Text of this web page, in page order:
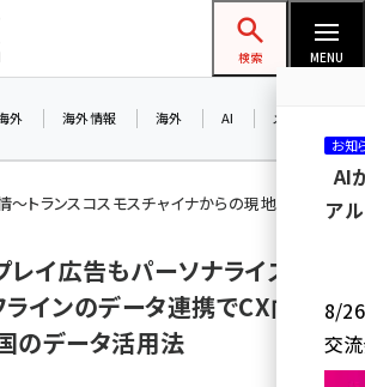
ネットショップ担当者フォーラム
検索 MENU
外 海外情報 海外 AI メタバース
トランスコスモスチャイナからの現地レポート
イ広告もパーソナライズ。オ
インのデータ連携でCX向上
のデータ活用法
お知
AI
ア
8/26
交